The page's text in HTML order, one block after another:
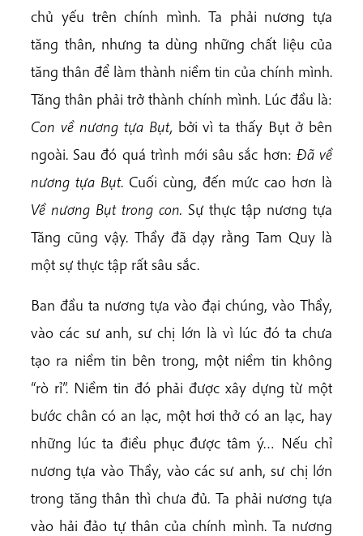
chủ yếu trên chính mình. Ta phải nương tựa
tăng thân, nhưng ta dùng những chất liệu của
tăng thân để làm thành niềm tin của chính mình.
Tăng thân phải trở thành chính mình. Lúc đầu là:
Con về nương tựa Bụt, bởi vì ta thấy Bụt ở bên
ngoài. Sau đó quá trình mới sâu sắc hơn: Đã về
nương tựa Bụt. Cuối cùng, đến mức cao hơn là
Về nương Bụt trong con. Sự thực tập nương tựa
Tăng cũng vậy. Thầy đã dạy rằng Tam Quy là
một sự thực tập rất sâu sắc.
Ban đầu ta nương tựa vào đại chúng, vào Thầy,
vào các sư anh, sư chị lớn là vì lúc đó ta chưa
tạo ra niềm tin bên trong, một niềm tin không
“rò rỉ”. Niềm tin đó phải được xây dựng từ một
bước chân có an lạc, một hơi thở có an lạc, hay
những lúc ta điều phục được tâm ý… Nếu chỉ
nương tựa vào Thầy, vào các sư anh, sư chị lớn
trong tăng thân thì chưa đủ. Ta phải nương tựa
vào hải đảo tự thân của chính mình. Ta nương